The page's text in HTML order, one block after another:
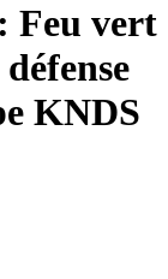
Feu vert
KNDS